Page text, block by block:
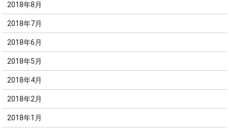
2018年8月
2018年7月
2018年6月
2018年5月
2018年4月
2018年2月
2018年1月